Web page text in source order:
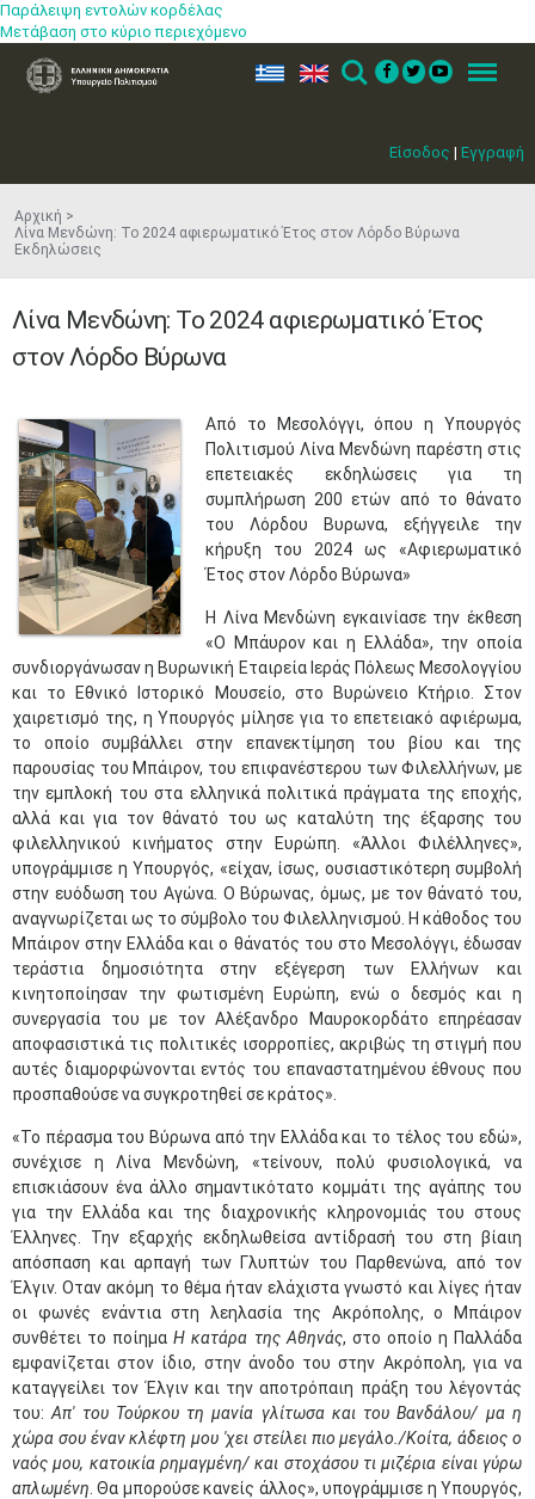
Παράλειψη εντολών κορδέλας
Μετάβαση στο κύριο περιεχόμενο
Είσοδος | Εγγραφή
ελ en Search Menu
Αρχική
Λίνα Μενδώνη: Το 2024 αφιερωματικό Έτος στον Λόρδο Βύρωνα
Εκδηλώσεις
Λίνα Μενδώνη: Το 2024 αφιερωματικό Έτος
στον Λόρδο Βύρωνα
​Από το Μεσολόγγι, όπου η Υπουργός
Πολιτισμού Λίνα Μενδώνη παρέστη στις
επετειακές εκδηλώσεις για τη
συμπλήρωση 200 ετών από το θάνατο
του Λόρδου Βυρωνα, εξήγγειλε την
κήρυξη του 2024 ως «Αφιερωματικό
Έτος στον Λόρδο Βύρωνα»
Η Λίνα Μενδώνη εγκαινίασε την έκθεση
«Ο Μπάυρον και η Ελλάδα», την οποία
συνδιοργάνωσαν η Βυρωνική Εταιρεία Ιεράς Πόλεως Μεσολογγίου
και το Εθνικό Ιστορικό Μουσείο, στο Βυρώνειο Κτήριο. Στον
χαιρετισμό της, η Υπουργός μίλησε για το επετειακό αφιέρωμα,
το οποίο συμβάλλει στην επανεκτίμηση του βίου και της
παρουσίας του Μπάιρον, του επιφανέστερου των Φιλελλήνων, με
την εμπλοκή του στα ελληνικά πολιτικά πράγματα της εποχής,
αλλά και για τον θάνατό του ως καταλύτη της έξαρσης του
φιλελληνικού κινήματος στην Ευρώπη. «Άλλοι Φιλέλληνες»,
υπογράμμισε η Υπουργός, «είχαν, ίσως, ουσιαστικότερη συμβολή
στην ευόδωση του Αγώνα. Ο Βύρωνας, όμως, με τον θάνατό του,
αναγνωρίζεται ως το σύμβολο του Φιλελληνισμού. Η κάθοδος του
Μπάιρον στην Ελλάδα και ο θάνατός του στο Μεσολόγγι, έδωσαν
τεράστια δημοσιότητα στην εξέγερση των Ελλήνων και
κινητοποίησαν την φωτισμένη Ευρώπη, ενώ ο δεσμός και η
συνεργασία του με τον Αλέξανδρο Μαυροκορδάτο επηρέασαν
αποφασιστικά τις πολιτικές ισορροπίες, ακριβώς τη στιγμή που
αυτές διαμορφώνονται εντός του επαναστατημένου έθνους που
προσπαθούσε να συγκροτηθεί σε κράτος».
«Το πέρασμα του Βύρωνα από την Ελλάδα και το τέλος του εδώ»,
συνέχισε η Λίνα Μενδώνη, «τείνουν, πολύ φυσιολογικά, να
επισκιάσουν ένα άλλο σημαντικότατο κομμάτι της αγάπης του
για την Ελλάδα και της διαχρονικής κληρονομιάς του στους
Έλληνες. Την εξαρχής εκδηλωθείσα αντίδρασή του στη βίαιη
απόσπαση και αρπαγή των Γλυπτών του Παρθενώνα, από τον
Έλγιν. Οταν ακόμη το θέμα ήταν ελάχιστα γνωστό και λίγες ήταν
οι φωνές ενάντια στη λεηλασία της Ακρόπολης, ο Μπάιρον
συνθέτει το ποίημαΗ κατάρα της Αθηνάς, στο οποίο η Παλλάδα
εμφανίζεται στον ίδιο, στην άνοδο του στην Ακρόπολη, για να
καταγγείλει τον Έλγιν και την αποτρόπαιη πράξη του λέγοντάς
του:Απ' του Τούρκου τη μανία γλίτωσα και του Βανδάλου/ μα η
χώρα σου έναν κλέφτη μου 'χει στείλει πιο μεγάλο./Κοίτα, άδειος ο
ναός μου, κατοικία ρημαγμένη/ και στοχάσου τι μιζέρια είναι γύρω
απλωμένη . Θα μπορούσε κανείς άλλος», υπογράμμισε η Υπουργός,